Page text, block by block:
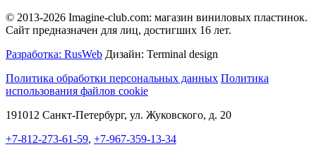
© 2013-2026 Imagine-club.com: магазин виниловых пластинок.
Сайт предназначен для лиц, достигших 16 лет.
Разработка: RusWeb Дизайн: Terminal design
Политика обработки персональных данных Политика
использования файлов cookie
191012 Санкт-Петербург, ул. Жуковского, д. 20
+7-812-273-61-59, +7-967-359-13-34